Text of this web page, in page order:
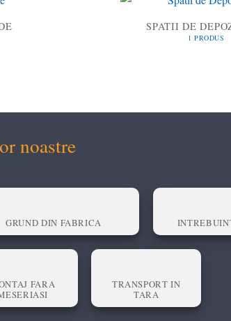
SPATII DE
1 PRODUS
noastre
GRUND DIN FABRICA
FARA
TRANSPORT IN
TARA